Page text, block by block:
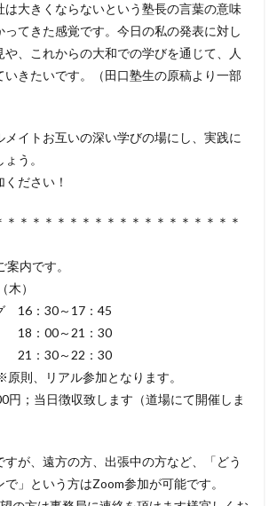
は大きくならないという塾長の言葉の意味
ってきた感覚です。今日の私の発表に対し
や、これからの大和での学びを通じて、人
いきたいです。（田口塾生の原稿より一部
メイトお互いの深い学びの場にし、実践に
う。
ださい！
＊＊＊＊＊＊＊＊＊＊＊＊＊＊＊＊＊＊＊
内です。
木）
16：30～17：45
：00～21：30
30～22：30
則、リアル参加となります。
円；当日徴収致します（道場にて開催しま
すが、遠方の方、出張中の方など、「どう
で」という方はZoom参加が可能です。